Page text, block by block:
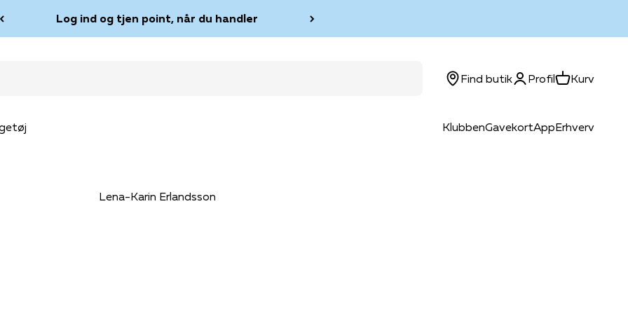
Log ind og tjen point, når du handler
KlubbenGavekortAppErhverv
Find butikLog ind
ProfilKurvKurv
Lena-Karin Erlandsson